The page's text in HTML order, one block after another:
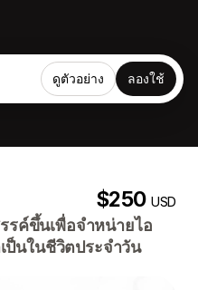
ดูตัวอย่าง ลองใช้
$250USD
รค์ขึ้นเพื่อจำหน่ายไอ
ป็นในชีวิตประจำวัน